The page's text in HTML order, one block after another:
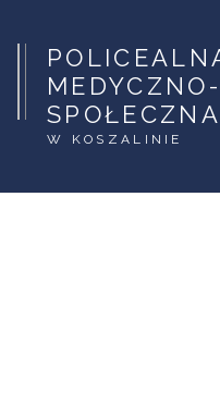
MEDYCZNO-
SPOŁECZNA
W KOSZALINIE